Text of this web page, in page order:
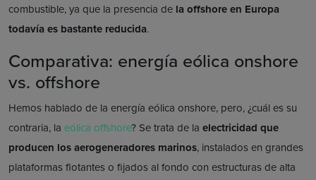
combustible, ya que la presencia de la offshore en Europa
todavía es bastante reducida.
Comparativa: energía eólica onshore
vs. offshore
Hemos hablado de la energía eólica onshore, pero, ¿cuál es su
contraria, la eólica offshore? Se trata de la electricidad que
producen los aerogeneradores marinos, instalados en grandes
plataformas flotantes o fijados al fondo con estructuras de alta